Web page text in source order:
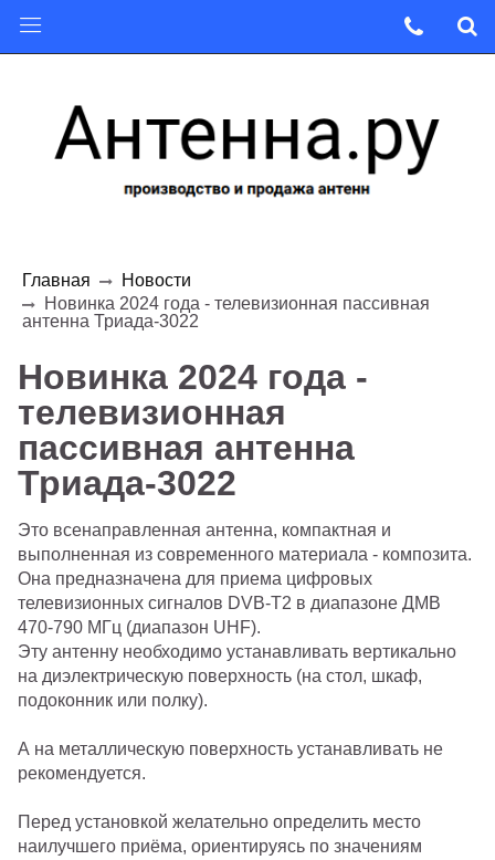
Главная
Новости
Новинка 2024 года - телевизионная пассивная
антенна Триада-3022
Новинка 2024 года -
телевизионная
пассивная антенна
Триада-3022
Это всенаправленная антенна, компактная и
выполненная из современного материала - композита.
Она предназначена для приема цифровых
телевизионных сигналов DVB-T2 в диапазоне ДМВ
470-790 МГц (диапазон UHF).
Эту антенну необходимо устанавливать вертикально
на диэлектрическую поверхность (на стол, шкаф,
подоконник или полку).
А на металлическую поверхность устанавливать не
рекомендуется.
Перед установкой желательно определить место
наилучшего приёма, ориентируясь по значениям